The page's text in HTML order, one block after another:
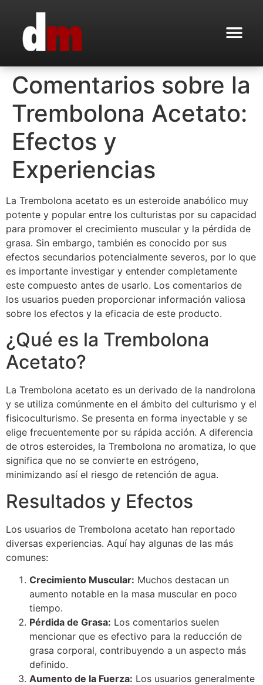
Comentarios sobre la
Trembolona Acetato:
Efectos y
Experiencias
La Trembolona acetato es un esteroide anabólico muy
potente y popular entre los culturistas por su capacidad
para promover el crecimiento muscular y la pérdida de
grasa. Sin embargo, también es conocido por sus
efectos secundarios potencialmente severos, por lo que
es importante investigar y entender completamente
este compuesto antes de usarlo. Los comentarios de
los usuarios pueden proporcionar información valiosa
sobre los efectos y la eficacia de este producto.
¿Qué es la Trembolona
Acetato?
La Trembolona acetato es un derivado de la nandrolona
y se utiliza comúnmente en el ámbito del culturismo y el
fisicoculturismo. Se presenta en forma inyectable y se
elige frecuentemente por su rápida acción. A diferencia
de otros esteroides, la Trembolona no aromatiza, lo que
significa que no se convierte en estrógeno,
minimizando así el riesgo de retención de agua.
Resultados y Efectos
Los usuarios de Trembolona acetato han reportado
diversas experiencias. Aquí hay algunas de las más
comunes:
Crecimiento Muscular: Muchos destacan un
aumento notable en la masa muscular en poco
tiempo.
Pérdida de Grasa: Los comentarios suelen
mencionar que es efectivo para la reducción de
grasa corporal, contribuyendo a un aspecto más
definido.
Aumento de la Fuerza: Los usuarios generalmente